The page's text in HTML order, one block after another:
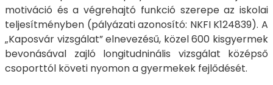
motiváció és a végrehajtó funkció szerepe az iskolai
teljesítményben (pályázati azonosító: NKFI K124839). A
„Kaposvár vizsgálat” elnevezésű, közel 600 kisgyermek
bevonásával zajló longitudninális vizsgálat középső
csoporttól követi nyomon a gyermekek fejlődését.